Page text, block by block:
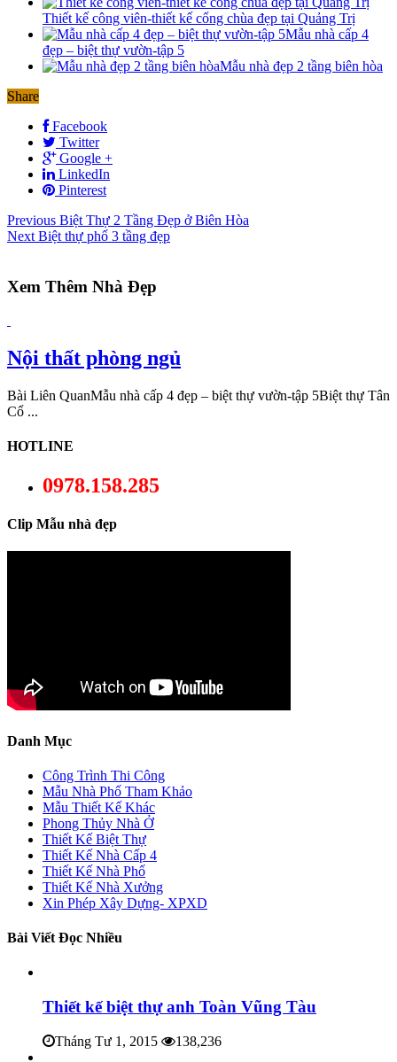
Thiết kế công viên-thiết kế cổng chùa đẹp tại Quảng Trị
Mẫu nhà cấp 4
đẹp – biệt thự vườn-tập 5
Mẫu nhà đẹp 2 tầng biên hòa
Share
Facebook
Twitter
Google +
LinkedIn
Pinterest
Previous Biệt Thự 2 Tầng Đẹp ở Biên Hòa
Next Biệt thự phố 3 tầng đẹp
Xem Thêm Nhà Đẹp
Nội thất phòng ngủ
Bài Liên QuanMẫu nhà cấp 4 đẹp – biệt thự vườn-tập 5Biệt thự Tân
Cổ ...
HOTLINE
0978.158.285
Clip Mẫu nhà đẹp
Danh Mục
Công Trình Thi Công
Mẫu Nhà Phố Tham Khảo
Mẫu Thiết Kế Khác
Phong Thủy Nhà Ở
Thiết Kế Biệt Thự
Thiết Kế Nhà Cấp 4
Thiết Kế Nhà Phố
Thiết Kế Nhà Xưởng
Xin Phép Xây Dựng- XPXD
Bài Viết Đọc Nhiều
Thiết kế biệt thự anh Toàn Vũng Tàu
Tháng Tư 1, 2015 138,236